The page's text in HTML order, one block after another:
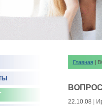
Главная |
22.10.08 |